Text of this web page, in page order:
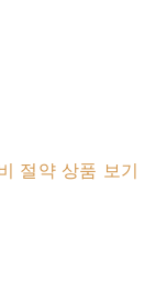
절약 상품 보기